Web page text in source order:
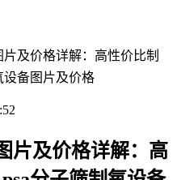
及价格详解：高性价比制
设备图片及价格
片及价格详解：高